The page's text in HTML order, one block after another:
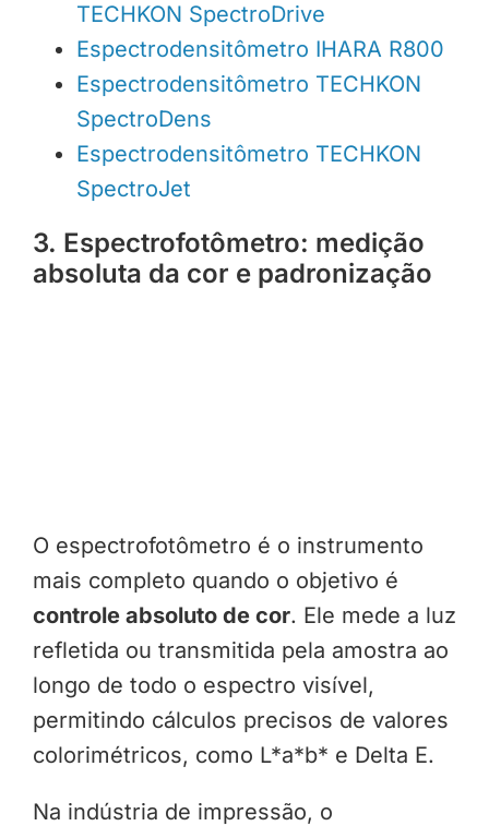
TECHKON SpectroDrive
Espectrodensitômetro IHARA R800
Espectrodensitômetro TECHKON
SpectroDens
Espectrodensitômetro TECHKON
SpectroJet
3. Espectrofotômetro: medição
absoluta da cor e padronização
O espectrofotômetro é o instrumento
mais completo quando o objetivo é
controle absoluto de cor. Ele mede a luz
refletida ou transmitida pela amostra ao
longo de todo o espectro visível,
permitindo cálculos precisos de valores
colorimétricos, como L*a*b* e Delta E.
Na indústria de impressão, o